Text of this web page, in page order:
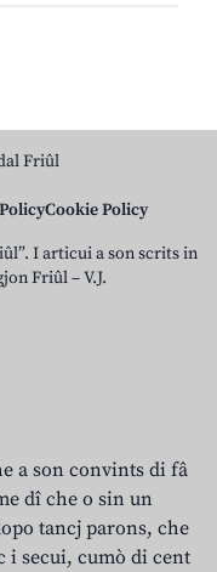
Friûl
Cookie Policy
I articui a son scrits in
Friûl – V.J.
a son convints di fâ
dî che o sin un
tancj parons, che
i secui, cumò di cent